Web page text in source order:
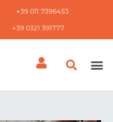
+39 011 7396453 ​
+39 0321 391777